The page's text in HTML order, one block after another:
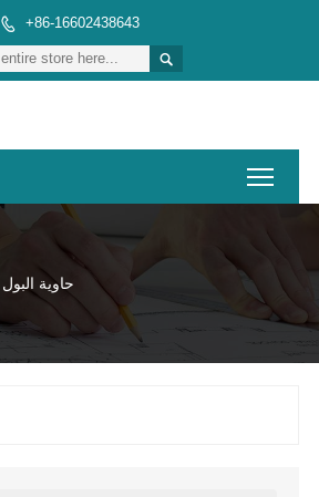
 +86-16602438643

حاوية البول